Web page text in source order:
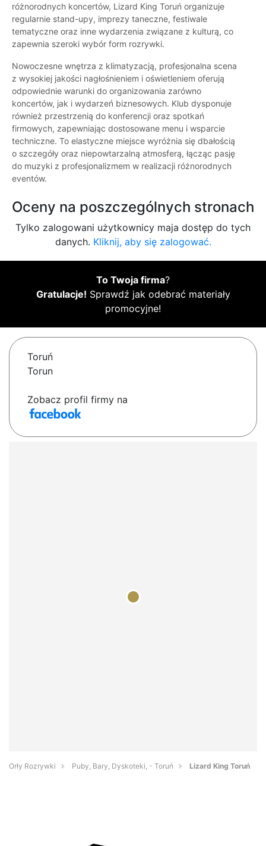
różnorodnych koncertów, Lizard King Toruń organizuje
regularnie stand-upy, imprezy taneczne, festiwale
tematyczne oraz inne wydarzenia związane z kulturą, co
zapewnia szeroki wybór form rozrywki.
Nowoczesne wnętrza z klimatyzacją, profesjonalna scena
z wysokiej jakości nagłośnieniem i oświetleniem oferują
odpowiednie warunki do organizowania zarówno
koncertów, jak i wydarzeń biznesowych. Klub dysponuje
również przestrzenią do konferencji oraz spotkań
firmowych, zapewniając dostosowane menu i wsparcie
techniczne. To elastyczne miejsce wyróżnia się dbałością
o szczegóły oraz niepowtarzalną atmosferą, łącząc pasję
do muzyki z profesjonalizmem w realizacji różnorodnych
eventów.
Oceny na poszczególnych stronach
Tylko zalogowani użytkownicy maja dostęp do tych
danych. Kliknij, aby się zalogować.
To Twoja firma?
Gratulacje! Sprawdź jak odebrać materiały
promocyjne!
Toruń
Torun
Zobacz profil firmy na
Orły Rozrywki Puby, Bary, Dyskoteki, - Toruń Lizard King Toruń